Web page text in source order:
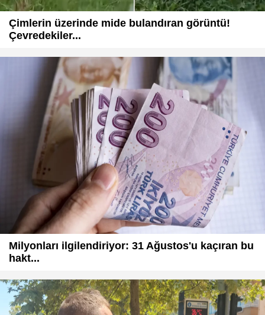
Çimlerin üzerinde mide bulandıran görüntü!
Çevredekiler...
Milyonları ilgilendiriyor: 31 Ağustos'u kaçıran bu
hakt...